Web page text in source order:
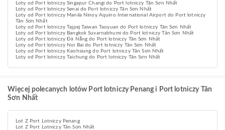
Loty od Port lotniczy Singapur Changi do Port lotniczy Tân Sơn Nhất
Loty od Port lotniczy Senai do Port lotniczy Tân Sơn Nhất
Loty od Port lotniczy Manila Ninoy Aquino International Airport do Port lotniczy
Tân Sơn Nhất
Loty od Port lotniczy Tajpej Taiwan Taoyuan do Port lotniczy Tân Sơn Nhất
Loty od Port lotniczy Bangkok Suvarnabhumi do Port lotniczy Tân Sơn Nhất
Loty od Port lotniczy Đà Nẵng do Port lotniczy Tân Sơn Nhất
Loty od Port lotniczy Noi Bai do Port lotniczy Tân Sơn Nhất
Loty od Port lotniczy Kaohsiung do Port lotniczy Tân Sơn Nhất
Loty od Port lotniczy Taichung do Port lotniczy Tân Sơn Nhất
Więcej polecanych lotów Port lotniczy Penang i Port lotniczy Tân
Sơn Nhất
Lot Z Port Lotniczy Penang
Lot Z Port Lotniczy Tân Sơn Nhất